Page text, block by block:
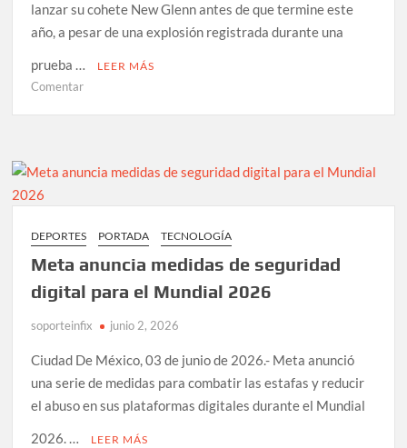
lanzar su cohete New Glenn antes de que termine este
año, a pesar de una explosión registrada durante una
prueba …
LEER MÁS
Comentaren
lanzamiento
New
este
año
pese
explosión
prueba
DEPORTES PORTADA TECNOLOGÍA
Meta anuncia medidas de seguridad
digital para el Mundial 2026
soporteinfix junio 2, 2026
Ciudad De México, 03 de junio de 2026.- Meta anunció
una serie de medidas para combatir las estafas y reducir
el abuso en sus plataformas digitales durante el Mundial
2026. …
LEER MÁS